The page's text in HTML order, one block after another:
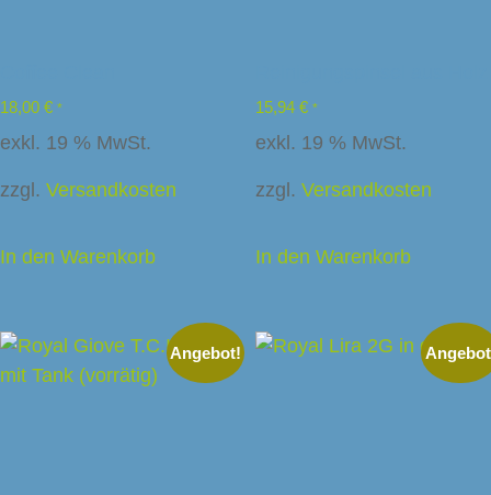
18,00 € *
exkl. 19 % MwSt.
zzgl. Versandkosten
In den Warenkorb
15,94 € *
exkl. 19 % MwSt.
zzgl. Versandkosten
In den Warenkorb
Angebot!